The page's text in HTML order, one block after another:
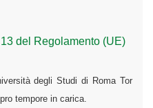
del Regolamento (UE)
degli Studi di Roma Tor
tempore in carica.